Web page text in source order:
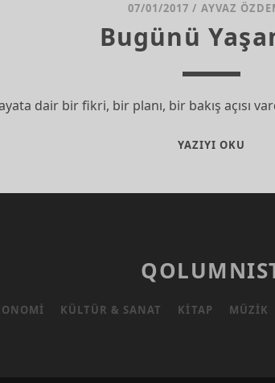
07/01/2017 / AYVAZ
Bugünü
dair bir fikri, bir planı, bir bakış açısı
YAZIYI OKU
KÜLTÜR & SANAT KITAP MÜZIK